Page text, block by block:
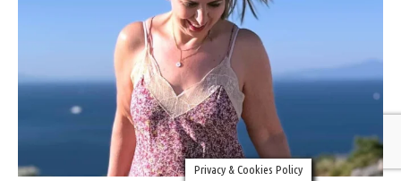
Privacy & Cookies Policy